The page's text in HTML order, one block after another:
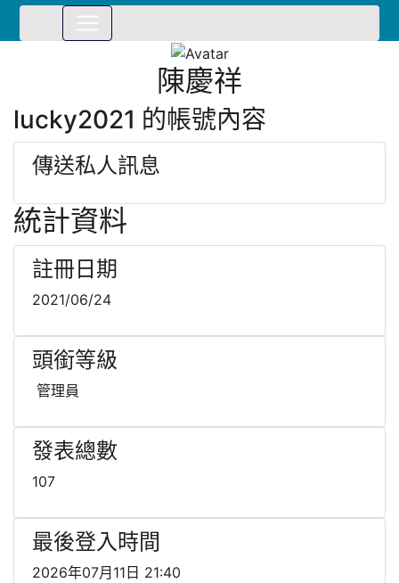
陳慶祥
lucky2021 的帳號內容
傳送私人訊息
統計資料
註冊日期
2021/06/24
頭銜等級
管理員
發表總數
107
最後登入時間
2026年07月11日 21:40